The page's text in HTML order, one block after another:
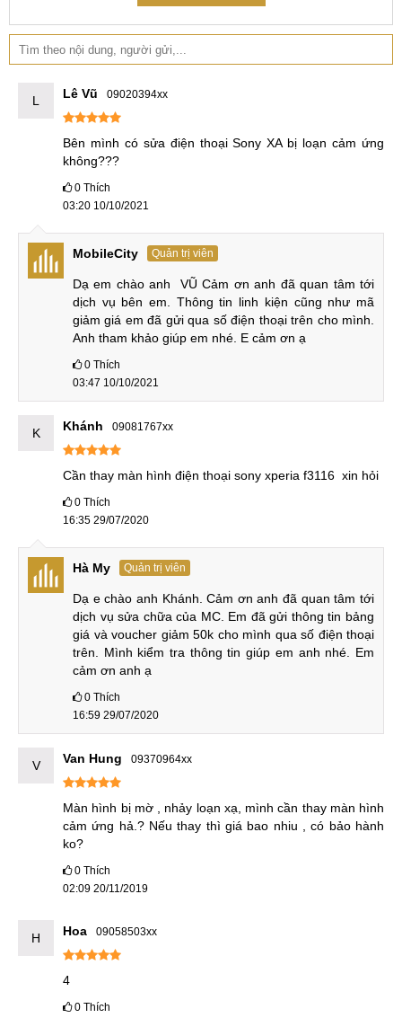
nếu đồng ý, nhân viên kỹ thuật sẽ tiến hànhsửa chữa Sony.
trả lại cho khách hàng.
Trung tâm sửa chữa điện thoại MobileCity
Mobile cảm ơn các bạn đã theo dõi dịch vụ thay màn hình
Sony Xperia XA (F3116) và thay cảm ứng Sony Xperia XA
Ultra của chúng tôi.
Hệ thống sửa chữa điện thoại di độngMobileCity Care
Tại Hà Nội
Hotline:
CN 2:398 Cầu Giấy, Q. Cầu Giấy
Hotline:096.2222.398
Hotline:0338.424242
Tại TP Hồ Chí Minh
CN 4:123 Trần Quang Khải, Quận 1
Hotline:0969.520.520
CN 5:602 Lê Hồng Phong, Quận 10
Tại Đà Nẵng
CN 6:
97 Hàm Nghi, Q.Thanh Khê
Hotline:097.123.9797
Từ khóa tìm kiếm Google:
Địa chỉ thay màn hình sony xperia xa tại Hà Nội
Điện thoại sony xperia xa bị hỏng màn hình
L Lê Vũ 09020394xx
Bên mình có sửa điện thoại Sony XA bị loạn cảm ứng
không???
0 Thích
03:20 10/10/2021
MobileCity Quản trị viên
Dạ em chào anh  VŨ Cảm ơn anh đã quan tâm tới
dịch vụ bên em. Thông tin linh kiện cũng như mã
giảm giá em đã gửi qua số điện thoại trên cho mình.
Anh tham khảo giúp em nhé. E cảm ơn ạ
0 Thích
03:47 10/10/2021
K Khánh 09081767xx
Cần thay màn hình điện thoại sony xperia f3116  xin hỏi
0 Thích
16:35 29/07/2020
Hà My Quản trị viên
Dạ e chào anh Khánh. Cảm ơn anh đã quan tâm tới
dịch vụ sửa chữa của MC. Em đã gửi thông tin bảng
giá và voucher giảm 50k cho mình qua số điện thoại
trên. Mình kiểm tra thông tin giúp em anh nhé. Em
cảm ơn anh ạ
0 Thích
16:59 29/07/2020
V Van Hung 09370964xx
Màn hình bị mờ , nhảy loạn xạ, mình cần thay màn hình
cảm ứng hả.? Nếu thay thì giá bao nhiu , có bảo hành
ko?
0 Thích
02:09 20/11/2019
H Hoa 09058503xx
4
0 Thích